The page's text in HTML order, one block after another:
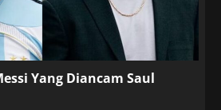
Yang Diancam Saul